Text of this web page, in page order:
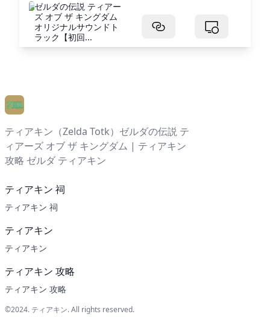
ゼルダの伝説 ティアー
ズ オブ ザ キングダム
オリジナルサウンドト
ラック【初回...
ティアキン（Zelda Totk）ゼルダの伝説 テ
ィアーズ オブ ザ キングダム | ティアキン
攻略 ゼルダ ティアキン
ティアキン 祠
ティアキン 祠
ティアキン
ティアキン
ティアキン 攻略
ティアキン 攻略
©2024. ティアキン. All rights reserved.